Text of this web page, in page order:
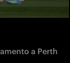
a Perth